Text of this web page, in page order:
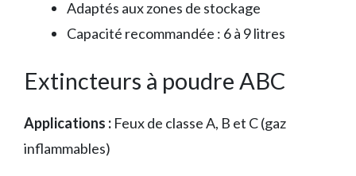
Adaptés aux zones de stockage
Capacité recommandée : 6 à 9 litres
Extincteurs à poudre ABC
Applications : Feux de classe A, B et C (gaz
inflammables)